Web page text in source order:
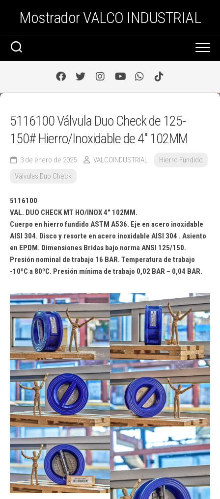
Mostrador VALCO INDUSTRIAL
5116100 Válvula Duo Check de 125-
150# Hierro/Inoxidable de 4″ 102MM
3 de enero de 2025 VALCOINDUSTRIAL
Hierro Fundido
Válvulas Duo Check
5116100
VAL. DUO CHECK MT HO/INOX 4″ 102MM.
Cuerpo en hierro fundido ASTM A536. Eje en acero inoxidable
AISI 304. Disco y resorte en acero inoxidable AISI 304 . Asiento
en EPDM. Dimensiones Bridas bajo norma ANSI 125/150.
Presión nominal de trabajo 16 BAR. Temperatura de trabajo
-10ºC a 80ºC. Presión mínima de trabajo 0,02 BAR – 0,04 BAR.